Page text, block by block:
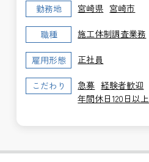
勤務地 宮崎県 宮崎市
職種 施工体制調査業務
雇用形態 正社員
こだわり 急募 経験者歓迎
年間休日120日以上